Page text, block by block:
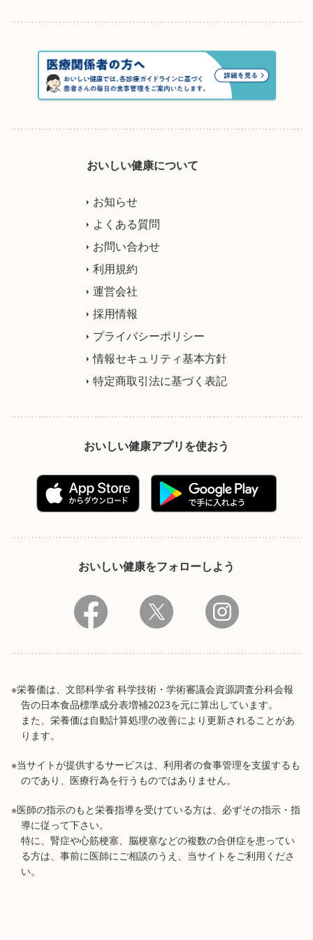
おいしい健康について
お知らせ
よくある質問
お問い合わせ
利用規約
運営会社
採用情報
プライバシーポリシー
情報セキュリティ基本方針
特定商取引法に基づく表記
おいしい健康アプリを使おう
おいしい健康をフォローしよう
※栄養価は、文部科学省 科学技術・学術審議会資源調査分科会報
告の日本食品標準成分表増補2023を元に算出しています。
また、栄養価は自動計算処理の改善により更新されることがあ
ります。
※当サイトが提供するサービスは、利用者の食事管理を支援するも
のであり、医療行為を行うものではありません。
※医師の指示のもと栄養指導を受けている方は、必ずその指示・指
導に従って下さい。
特に、腎症や心筋梗塞、脳梗塞などの複数の合併症を患ってい
る方は、事前に医師にご相談のうえ、当サイトをご利用くださ
い。